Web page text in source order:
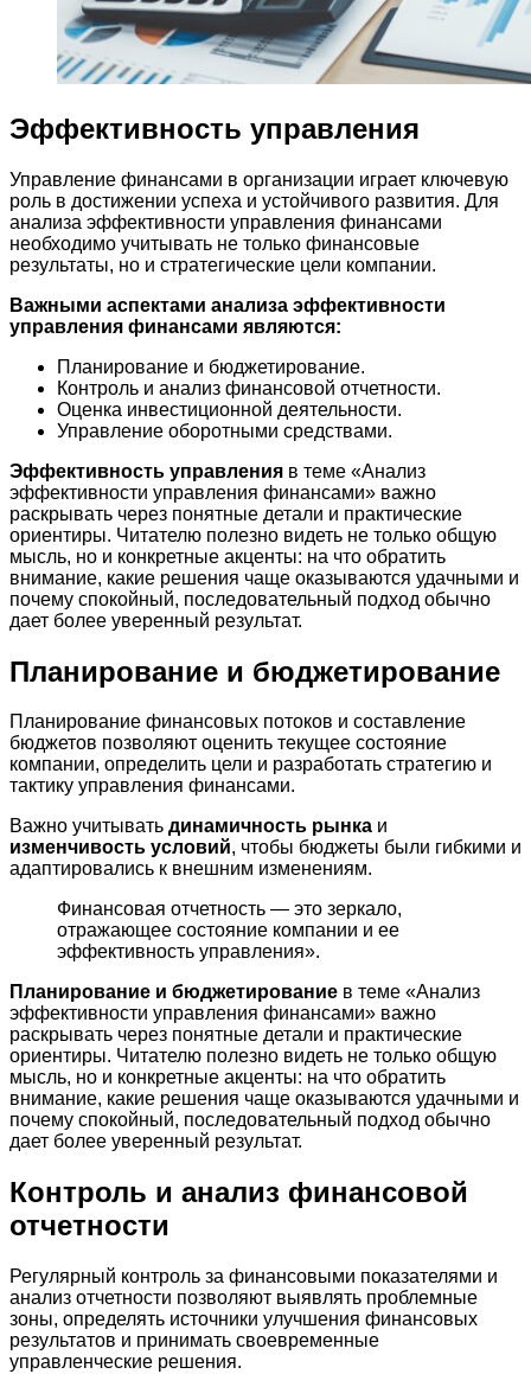
Эффективность управления
Управление финансами в организации играет ключевую
роль в достижении успеха и устойчивого развития. Для
анализа эффективности управления финансами
необходимо учитывать не только финансовые
результаты, но и стратегические цели компании.
Важными аспектами анализа эффективности
управления финансами являются:
Планирование и бюджетирование.
Контроль и анализ финансовой отчетности.
Оценка инвестиционной деятельности.
Управление оборотными средствами.
Эффективность управления в теме «Анализ
эффективности управления финансами» важно
раскрывать через понятные детали и практические
ориентиры. Читателю полезно видеть не только общую
мысль, но и конкретные акценты: на что обратить
внимание, какие решения чаще оказываются удачными и
почему спокойный, последовательный подход обычно
дает более уверенный результат.
Планирование и бюджетирование
Планирование финансовых потоков и составление
бюджетов позволяют оценить текущее состояние
компании, определить цели и разработать стратегию и
тактику управления финансами.
Важно учитывать динамичность рынка и
изменчивость условий, чтобы бюджеты были гибкими и
адаптировались к внешним изменениям.
Финансовая отчетность — это зеркало,
отражающее состояние компании и ее
эффективность управления».
Планирование и бюджетирование в теме «Анализ
эффективности управления финансами» важно
раскрывать через понятные детали и практические
ориентиры. Читателю полезно видеть не только общую
мысль, но и конкретные акценты: на что обратить
внимание, какие решения чаще оказываются удачными и
почему спокойный, последовательный подход обычно
дает более уверенный результат.
Контроль и анализ финансовой
отчетности
Регулярный контроль за финансовыми показателями и
анализ отчетности позволяют выявлять проблемные
зоны, определять источники улучшения финансовых
результатов и принимать своевременные
управленческие решения.